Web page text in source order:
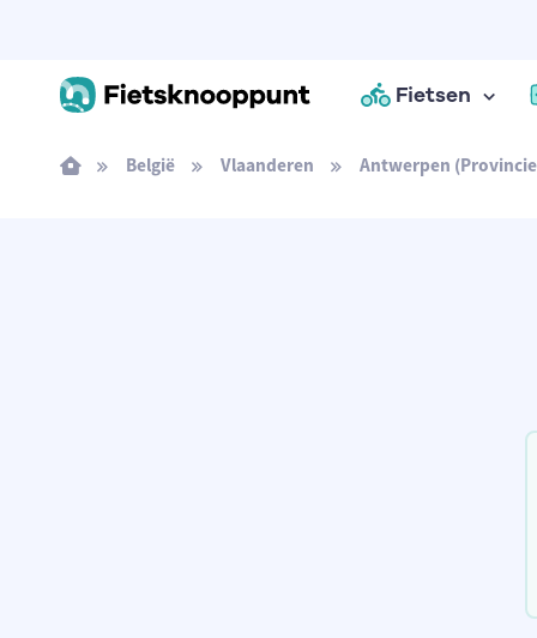
Fietsen
België Vlaanderen Antwerpen